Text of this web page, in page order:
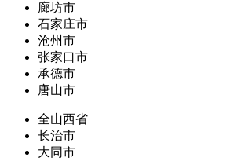
廊坊市
石家庄市
沧州市
张家口市
承德市
唐山市
全山西省
长治市
大同市